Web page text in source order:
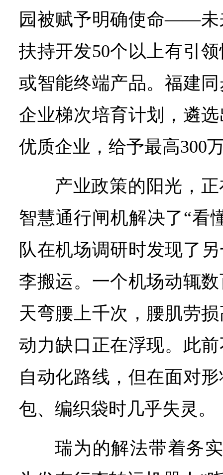
园被赋予明确使命——未
扶持开发50个以上有引
或智能终端产品。福建
企业梯次培育计划，遴
优质企业，给予最高300
产业政策的阳光，
智慧通行闸机解决了“看
队在机场调研时发现了
李搬运。一个机场动辄
天弯腰上千次，腰肌劳
动力缺口正在浮现。此
自动化路线，但在面对
包、编织袋时几乎失灵。
瑞为的解法带着务